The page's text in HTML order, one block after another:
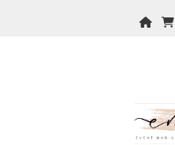
Home